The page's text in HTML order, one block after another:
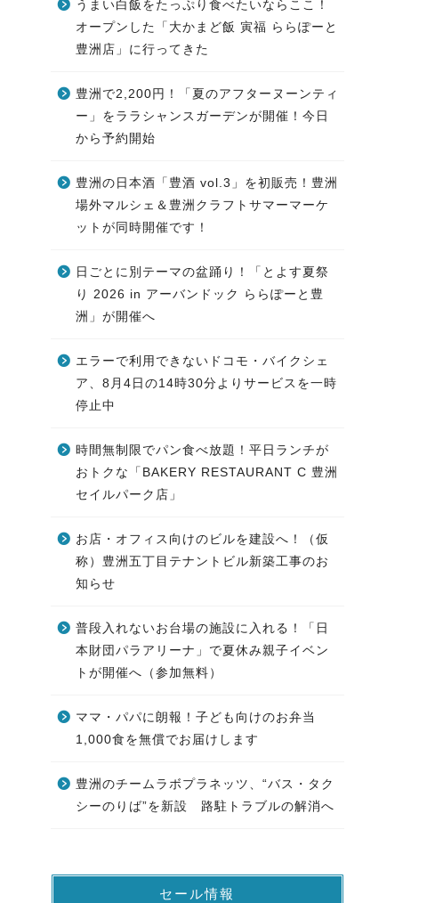
うまい白飯をたっぷり食べたいならここ！
オープンした「大かまど飯 寅福 ららぽーと
豊洲店」に行ってきた
豊洲で2,200円！「夏のアフターヌーンティ
ー」をララシャンスガーデンが開催！今日
から予約開始
豊洲の日本酒「豊酒 vol.3」を初販売！豊洲
場外マルシェ＆豊洲クラフトサマーマーケ
ットが同時開催です！
日ごとに別テーマの盆踊り！「とよす夏祭
り 2026 in アーバンドック ららぽーと豊
洲」が開催へ
エラーで利用できないドコモ・バイクシェ
ア、8月4日の14時30分よりサービスを一時
停止中
時間無制限でパン食べ放題！平日ランチが
おトクな「BAKERY RESTAURANT C 豊洲
セイルパーク店」
お店・オフィス向けのビルを建設へ！（仮
称）豊洲五丁目テナントビル新築工事のお
知らせ
普段入れないお台場の施設に入れる！「日
本財団パラアリーナ」で夏休み親子イベン
トが開催へ（参加無料）
ママ・パパに朗報！子ども向けのお弁当
1,000食を無償でお届けします
豊洲のチームラボプラネッツ、“バス・タク
シーのりば”を新設 路駐トラブルの解消へ
セール情報